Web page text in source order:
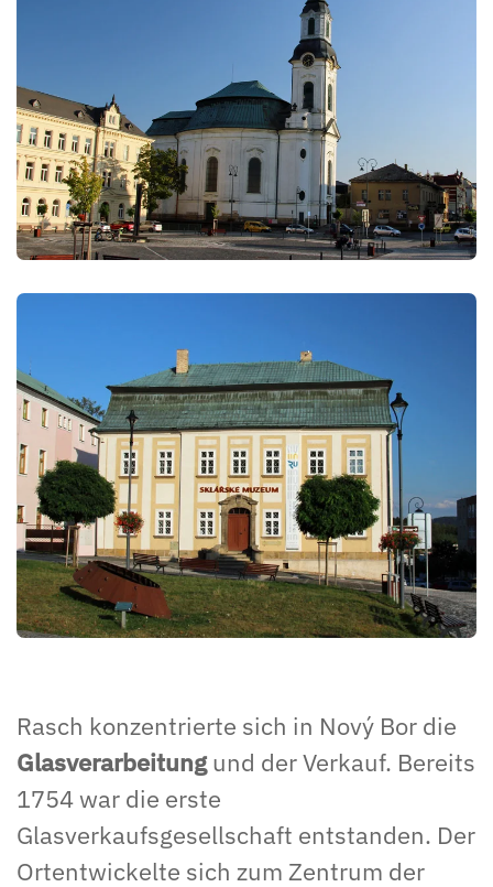
Rasch konzentrierte sich in Nový Bor die
Glasverarbeitungund der Verkauf. Bereits
1754 war die erste
Glasverkaufsgesellschaft entstanden. Der
Ortentwickelte sich zum Zentrum der